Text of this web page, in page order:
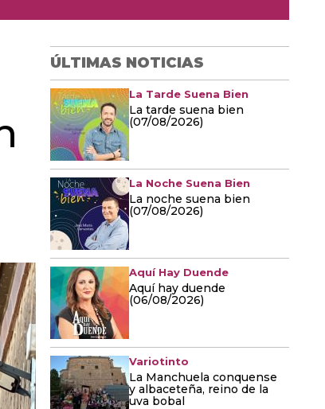
ÚLTIMAS NOTICIAS
La Tarde Suena Bien
La tarde suena bien
(07/08/2026)
La Noche Suena Bien
La noche suena bien
(07/08/2026)
Aquí Hay Duende
Aquí hay duende
(06/08/2026)
Variotinto
La Manchuela conquense
y albaceteña, reino de la
uva bobal